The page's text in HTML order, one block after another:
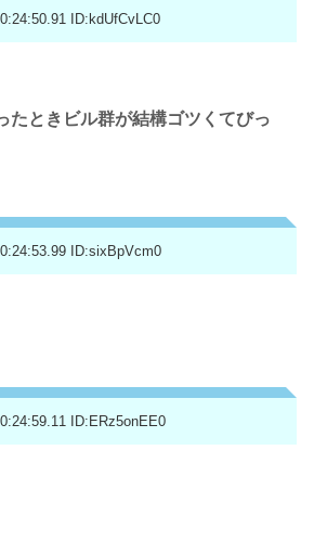
ID:kdUfCvLC0
たときビル群が結構ゴツくてびっ
ID:sixBpVcm0
ID:ERz5onEE0